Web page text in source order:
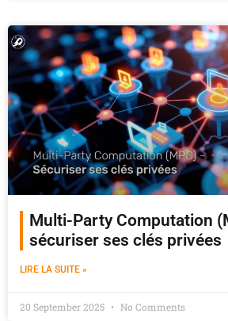
Multi-Party Computation
sécuriser ses clés privées
LIRE LA SUITE »
20 September 2025 No Comments